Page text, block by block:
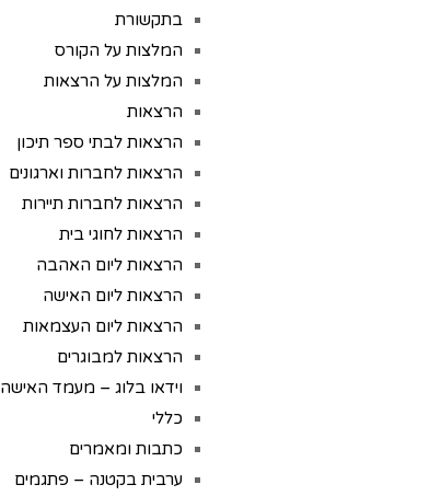
בתקשורת
המלצות על הקורס
המלצות על הרצאות
הרצאות
הרצאות לבתי ספר תיכון
הרצאות לחברות וארגונים
הרצאות לחברות תיירות
הרצאות לחוגי בית
הרצאות ליום האהבה
הרצאות ליום האישה
הרצאות ליום העצמאות
הרצאות למבוגרים
וידאו בלוג – מעמד האישה
כללי
כתבות ומאמרים
ערבית בקטנה – פתגמים